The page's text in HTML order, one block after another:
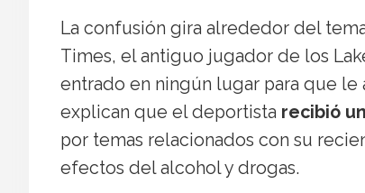
La confusión gira alrededor del
Times, el antiguo jugador de los
entrado en ningún lugar para que le
explican que el deportista recibió
por temas relacionados con su
efectos del alcohol y drogas.